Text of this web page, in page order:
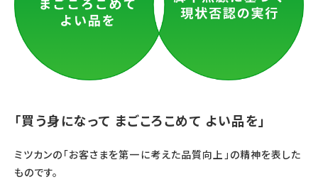
「買う身になって まごころこめて よい品を」
ミツカンの「お客さまを第一に考えた品質向上」の精神を表した
ものです。